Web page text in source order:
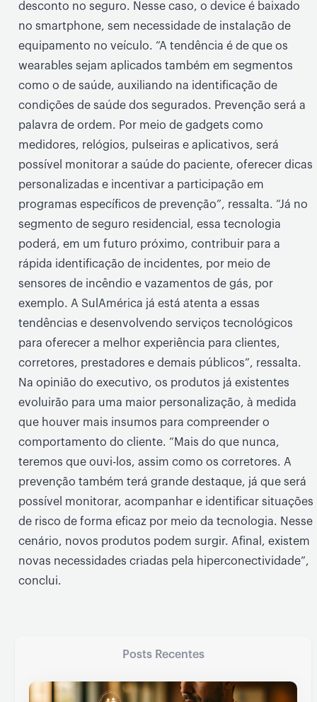
desconto no seguro. Nesse caso, o device é baixado
no smartphone, sem necessidade de instalação de
equipamento no veículo. “A tendência é de que os
wearables sejam aplicados também em segmentos
como o de saúde, auxiliando na identificação de
condições de saúde dos segurados. Prevenção será a
palavra de ordem. Por meio de gadgets como
medidores, relógios, pulseiras e aplicativos, será
possível monitorar a saúde do paciente, oferecer dicas
personalizadas e incentivar a participação em
programas específicos de prevenção”, ressalta. “Já no
segmento de seguro residencial, essa tecnologia
poderá, em um futuro próximo, contribuir para a
rápida identificação de incidentes, por meio de
sensores de incêndio e vazamentos de gás, por
exemplo. A SulAmérica já está atenta a essas
tendências e desenvolvendo serviços tecnológicos
para oferecer a melhor experiência para clientes,
corretores, prestadores e demais públicos”, ressalta.
Na opinião do executivo, os produtos já existentes
evoluirão para uma maior personalização, à medida
que houver mais insumos para compreender o
comportamento do cliente. “Mais do que nunca,
teremos que ouvi-los, assim como os corretores. A
prevenção também terá grande destaque, já que será
possível monitorar, acompanhar e identificar situações
de risco de forma eficaz por meio da tecnologia. Nesse
cenário, novos produtos podem surgir. Afinal, existem
novas necessidades criadas pela hiperconectividade”,
conclui.
Posts Recentes